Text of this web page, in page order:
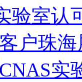
验室认
户珠
实